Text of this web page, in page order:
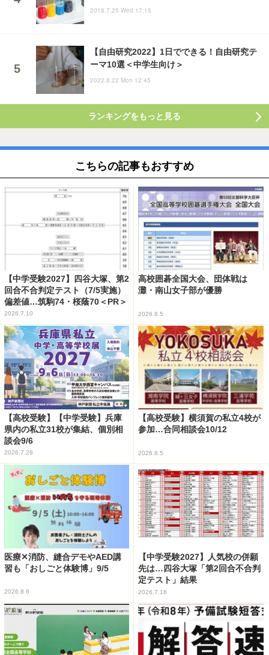
2018.7.25 Wed 17:15
【自由研究2022】1日でできる！自由研究テ
ーマ10選＜中学生向け＞
2022.8.22 Mon 12:45
ランキングをもっと見る
こちらの記事もおすすめ
【中学受験2027】四谷大塚、第2
回合不合判定テスト（7/5実施）
偏差値…筑駒74・桜蔭70＜PR＞
2026.7.10
高校囲碁全国大会、団体戦は
灘・南山女子部が優勝
2026.8.5
【高校受験】【中学受験】兵庫
県内の私立31校が集結、個別相
談会9/6
2026.7.28
【高校受験】横須賀の私立4校が
参加…合同相談会10/12
2026.8.5
医療✕消防、縫合デモやAED講
習も「おしごと体験博」9/5
2026.8.6
【中学受験2027】人気校の併願
先は…四谷大塚「第2回合不合判
定テスト」結果
2026.7.16